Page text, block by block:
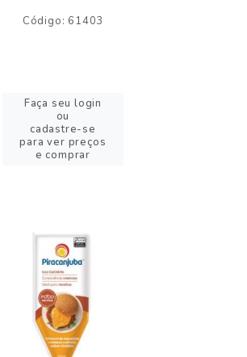
Código: 61403
Faça seu login
ou
cadastre-se
para ver preços
e comprar